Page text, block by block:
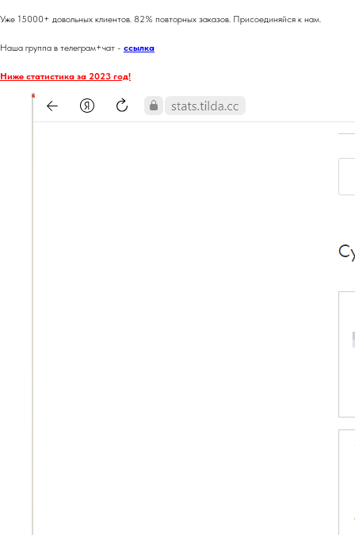
Уже 15000+ довольных клиентов. 82% повторных заказов. Присоединяйся к нам.
Наша группа в телеграм+чат - ссылка
Ниже статистика за 2023 год!